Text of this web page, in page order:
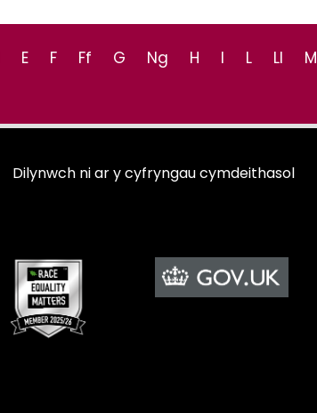
E F Ff G Ng H I L Ll M
Dilynwch ni ar y cyfryngau cymdeithasol